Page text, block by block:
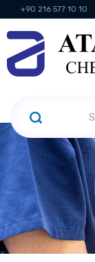
+90 216 577 10 10
KVKK